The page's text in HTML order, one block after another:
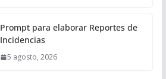
Prompt para elaborar Reportes de
Incidencias
5 agosto, 2026